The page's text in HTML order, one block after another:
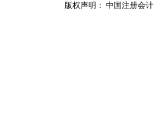
版权声明： 中国注册会